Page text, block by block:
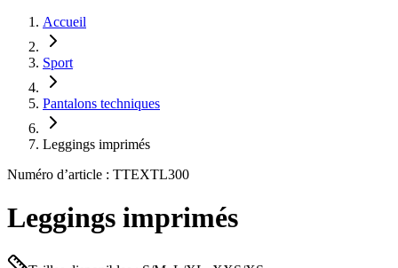
Accueil
Sport
Pantalons techniques
Leggings imprimés
Numéro d’article : TTEXTL300
Leggings imprimés